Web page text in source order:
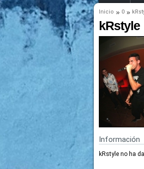
Inicio 0
kRstyle
Información
kRstyle no ha